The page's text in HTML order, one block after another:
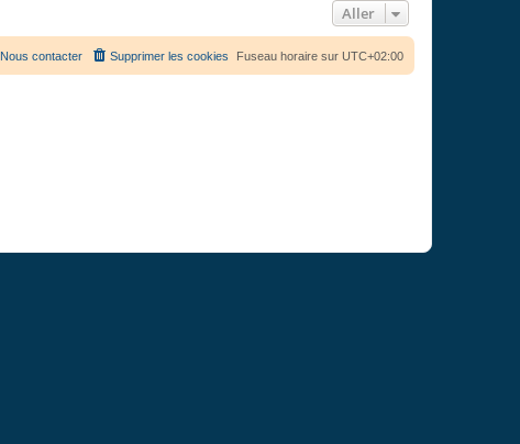
Aller
Fuseau horaire sur UTC+02:00
Supprimer les cookies
Nous contacter